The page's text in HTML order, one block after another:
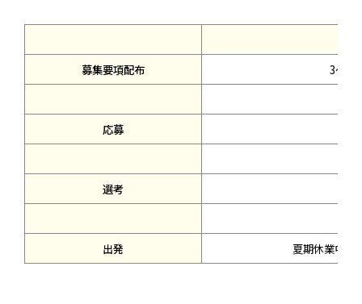
募集要項配布
3～4
応募
選考
出発
夏期休業中（